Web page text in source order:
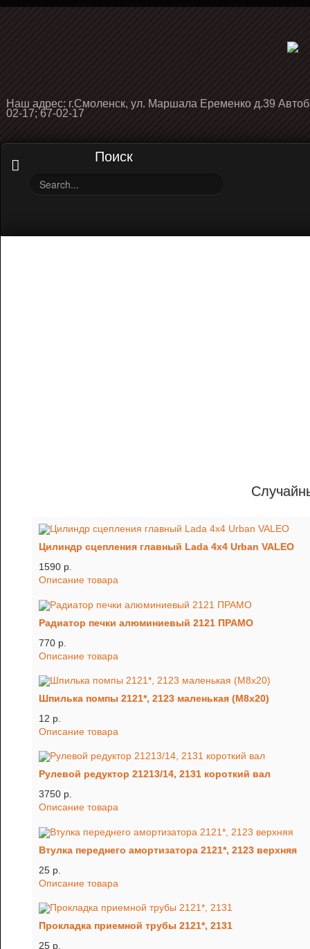
Наш адрес: г.Смоленск, ул. Маршала Еременко д.39
02-17; 67-02-17
Поиск
Цилиндр сцепления главный Lada 4х4 Urban VALEO
1590 p.
Описание товара
Радиатор печки алюминиевый 2121 ПРАМО
770 p.
Описание товара
Шпилька помпы 2121*, 2123 маленькая (М8х20)
12 p.
Описание товара
Рулевой редуктор 21213/14, 2131 короткий вал
3750 p.
Описание товара
Втулка переднего амортизатора 2121*, 2123 верхняя
25 p.
Описание товара
Прокладка приемной трубы 2121*, 2131
25 p.